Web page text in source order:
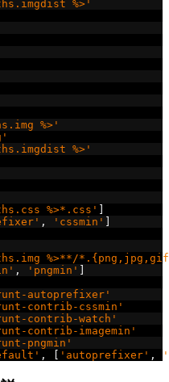
%>'
%>'
%>'
%>*.css'
, 'cssmin'
%>**/
, 'pngmin'
autoprefixer'
contrib-cssmin'
contrib-watch'
contrib-imagemin'
pngmin'
, 'autoprefixer' ,